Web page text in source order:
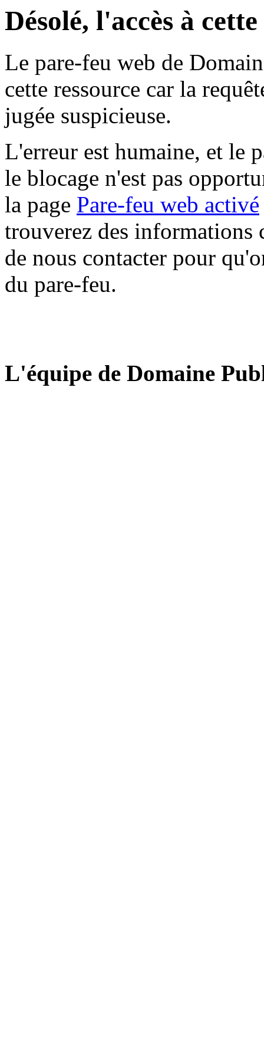
Désolé, l'accès à
Le pare-feu web de
cette ressource car la
jugée suspicieuse.
L'erreur est humaine, et le
le blocage n'est pas
la page Pare-feu web activé
trouverez des informations
de nous contacter pour
du pare-feu.
L'équipe de Domaine